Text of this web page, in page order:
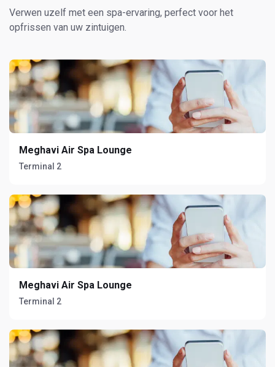
Verwen uzelf met een spa-ervaring, perfect voor het
opfrissen van uw zintuigen.
Meghavi Air Spa Lounge
Terminal 2
Meghavi Air Spa Lounge
Terminal 2